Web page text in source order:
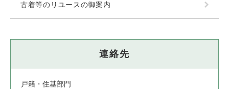
古着等のリユースの御案内
連絡先
戸籍・住基部門